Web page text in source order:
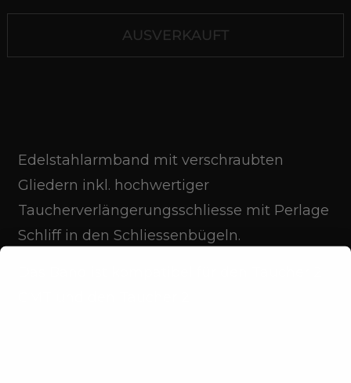
AUSVERKAUFT
Edelstahlarmband mit verschraubten
Gliedern inkl. hochwertiger
Taucherverlängerungsschliesse mit Perlage
Schliff in den Schliessenbügeln.